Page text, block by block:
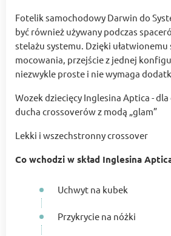
Fotelik samochodowy Darwin do
być również używany podczas
stelażu systemu. Dzięki ułatwionemu
mocowania, przejście z jednej
niezwykle proste i nie wymaga
Wozek dziecięcy Inglesina Aptica - dla
ducha crossoverów z modą „glam”
Lekki i wszechstronny crossover
Co wchodzi w skład Inglesina
Uchwyt na kubek
Przykrycie na nóżki